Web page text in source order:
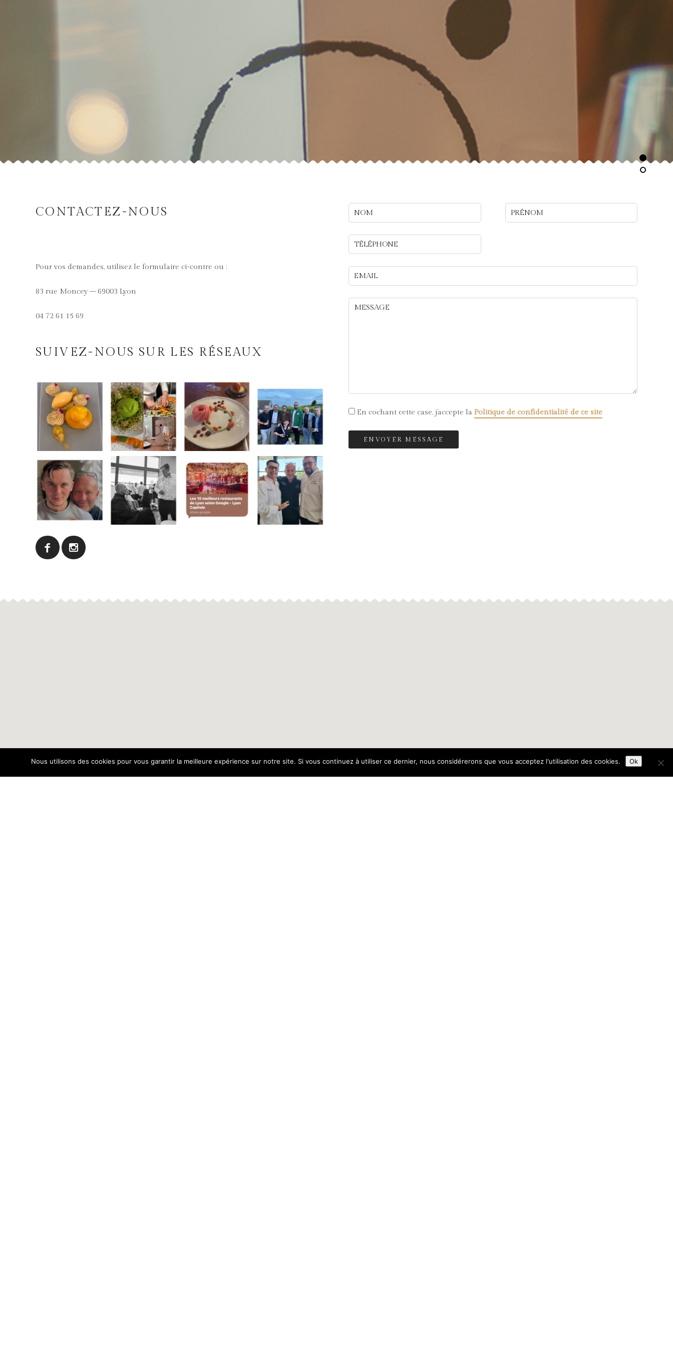
CONTACTEZ-NOUS
Pour vos demandes, utilisez le formulaire ci-contre ou :
83 rue Moncey – 69003 Lyon
04 72 61 15 69
SUIVEZ-NOUS SUR LES RÉSEAUX
En cochant cette case, j’accepte la Politique de confidentialité de ce site
Nous utilisons des cookies pour vous garantir la meilleure expérience sur notre site. Si vous continuez à utiliser ce dernier, nous considérerons que vous acceptez l'utilisation des cookies. Ok
Français